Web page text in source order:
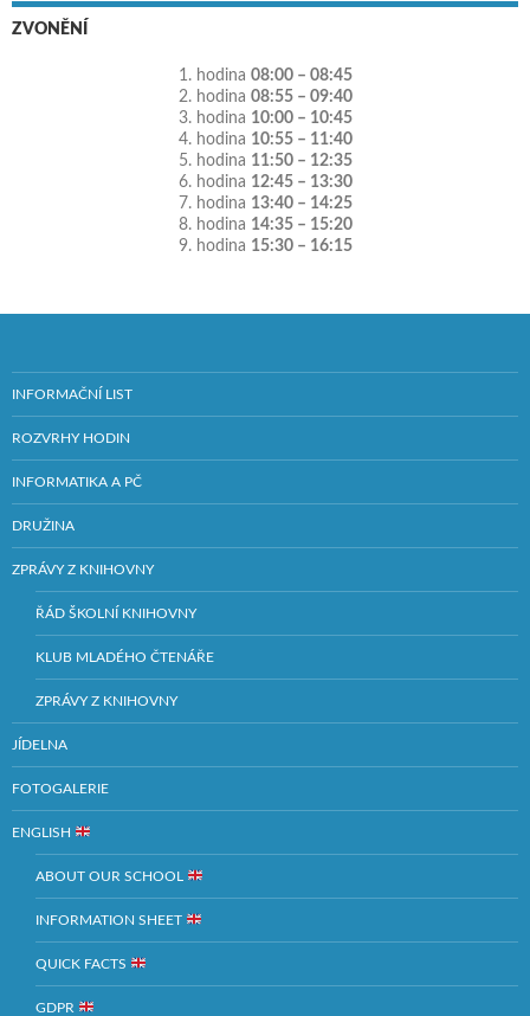
ZVONĚNÍ
1. hodina 08:00 – 08:45
2. hodina 08:55 – 09:40
3. hodina 10:00 – 10:45
4. hodina 10:55 – 11:40
5. hodina 11:50 – 12:35
6. hodina 12:45 – 13:30
7. hodina 13:40 – 14:25
8. hodina 14:35 – 15:20
9. hodina 15:30 – 16:15
INFORMAČNÍ LIST
ROZVRHY HODIN
INFORMATIKA A PČ
DRUŽINA
ZPRÁVY Z KNIHOVNY
ŘÁD ŠKOLNÍ KNIHOVNY
KLUB MLADÉHO ČTENÁŘE
ZPRÁVY Z KNIHOVNY
JÍDELNA
FOTOGALERIE
ENGLISH
ABOUT OUR SCHOOL
INFORMATION SHEET
QUICK FACTS
GDPR